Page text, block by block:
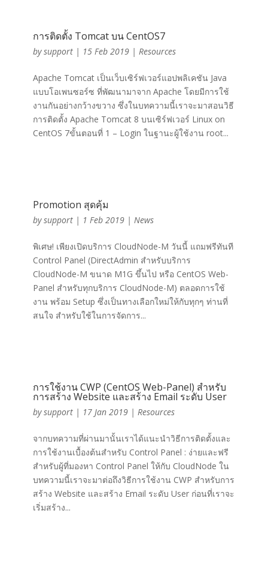
การติดตั้ง Tomcat บน CentOS7
bysupport| 15 Feb 2019| Resources
Apache Tomcat เป็นเว็บเซิร์ฟเวอร์แอปพลิเคชัน Java
แบบโอเพนซอร์ซ ที่พัฒนามาจาก Apache โดยมีการใช้
งานกันอย่างกว้างขวาง ซึ่งในบทความนี้เราจะมาสอนวิธี
การติดตั้ง Apache Tomcat 8 บนเซิร์ฟเวอร์ Linux on
CentOS 7ขั้นตอนที่ 1 – Login ในฐานะผู้ใช้งาน root...
Promotion สุดคุ้ม
bysupport| 1 Feb 2019| News
พิเศษ! เพียงเปิดบริการ CloudNode-M วันนี้ แถมฟรีทันที
Control Panel (DirectAdmin สำหรับบริการ
CloudNode-M ขนาด M1G ขึ้นไป หรือ CentOS Web-
Panel สำหรับทุกบริการ CloudNode-M) ตลอดการใช้
งาน พร้อม Setup ซึ่งเป็นทางเลือกใหม่ให้กับทุกๆ ท่านที่
สนใจ สำหรับใช้ในการจัดการ...
การใช้งาน CWP (CentOS Web-Panel) สำหรับ
การสร้าง Website และสร้าง Email ระดับ User
bysupport| 17 Jan 2019| Resources
จากบทความที่ผ่านมานั้นเราได้แนะนำวิธีการติดตั้งและ
การใช้งานเบื้องต้นสำหรับ Control Panel : ง่ายและฟรี
สำหรับผู้ที่มองหา Control Panel ให้กับ CloudNode ใน
บทความนี้เราจะมาต่อถึงวิธีการใช้งาน CWP สำหรับการ
สร้าง Website และสร้าง Email ระดับ User ก่อนที่เราจะ
เริ่มสร้าง...